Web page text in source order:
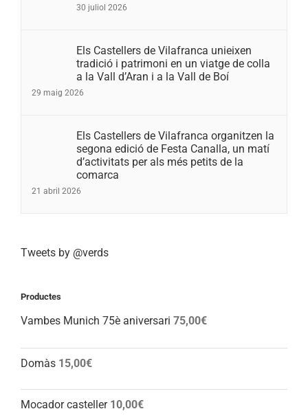
30 juliol 2026
Els Castellers de Vilafranca unieixen
tradició i patrimoni en un viatge de colla
a la Vall d’Aran i a la Vall de Boí
29 maig 2026
Els Castellers de Vilafranca organitzen la
segona edició de Festa Canalla, un matí
d’activitats per als més petits de la
comarca
21 abril 2026
Tweets by @verds
Productes
Vambes Munich 75è aniversari 75,00€
Domàs 15,00€
Mocador casteller 10,00€